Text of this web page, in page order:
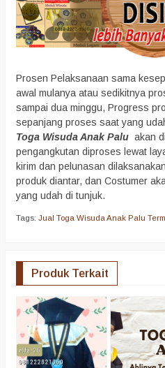
Prosen Pelaksanaan sama
awal mulanya atau sedikitnya
sampai dua minggu, Progress
sepanjang proses saat yang
Toga Wisuda Anak Palu akan
pengangkutan diproses lewat
kirim dan pelunasan
produk diantar, dan Costumer
yang udah di tunjuk.
Tags: Jual Toga Wisuda Anak Palu
Produk Terkait